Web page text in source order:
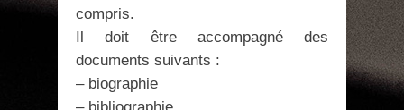
compris.
Il doit être accompagné des
documents suivants :
– biographie
– bibliographie